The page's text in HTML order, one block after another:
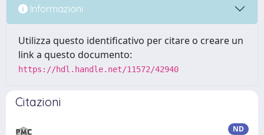
Informazioni
Utilizza questo identificativo per citare o creare un
link a questo documento:
https://hdl.handle.net/11572/42940
Citazioni
ND